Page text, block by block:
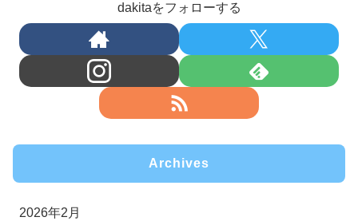
dakitaをフォローする
Archives
2026年2月